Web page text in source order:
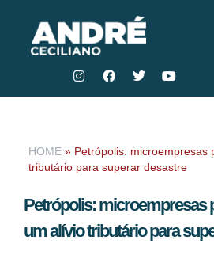
HOME » Petrópolis: microempresas
tributário para superar desastre
Petrópolis: microempresas
um alívio tributário para